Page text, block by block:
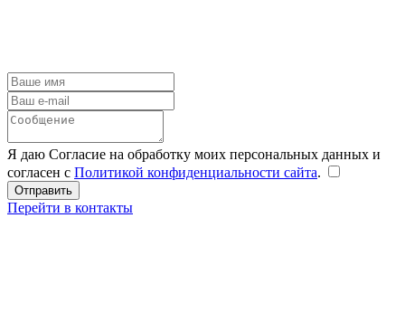
Я даю Согласие на обработку моих персональных данных и
согласен с Политикой конфиденциальности сайта.
Перейти в контакты